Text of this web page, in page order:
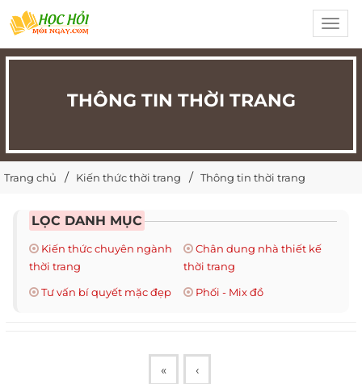
THÔNG TIN THỜI TRANG
Trang chủ Kiến thức thời trang Thông tin thời trang
LỌC DANH MỤC
Kiến thức chuyên ngành
thời trang
Chân dung nhà thiết kế
thời trang
Tư vấn bí quyết mặc đẹp
Phối - Mix đồ
« ‹